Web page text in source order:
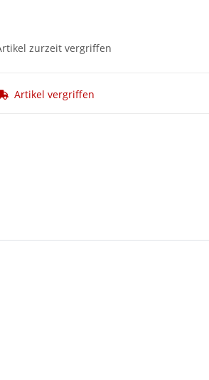
zurzeit vergriffen
Artikel vergriffen